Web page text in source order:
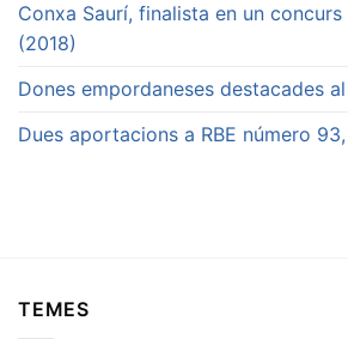
Conxa Saurí, finalista en un
(2018)
Dones empordaneses destacades
Dues aportacions a RBE número
TEMES